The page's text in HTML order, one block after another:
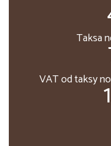
Taksa
VAT od taksy